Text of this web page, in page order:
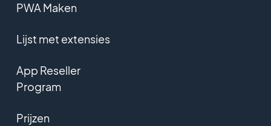
PWA Maken
Lijst met extensies
App Reseller
Program
Prijzen